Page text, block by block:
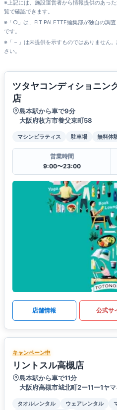
※上記には、施設運営者から情報提供のあっ
覧で確認できます。
※「○」は、FIT PALETTE編集部が独自の調
です。
※「－」は未提供を示すものではありません
さい。
ツタヤコンディショニン
店
島本駅から車で9分
大阪府枚方市養父東町58
マシンピラティス 駐車場 無料体
営業時間
9:00〜23:00
店舗情報 公式サ
キャンペーン中
リントスル高槻店
島本駅から車で11分
大阪府高槻市城北町2ー11ー1ヤ
タオルレンタル ウェアレンタル